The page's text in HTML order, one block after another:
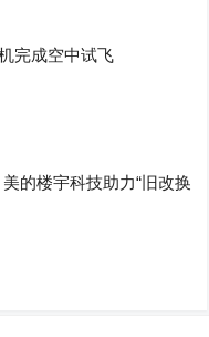
完成空中试飞
的楼宇科技助力“旧改换